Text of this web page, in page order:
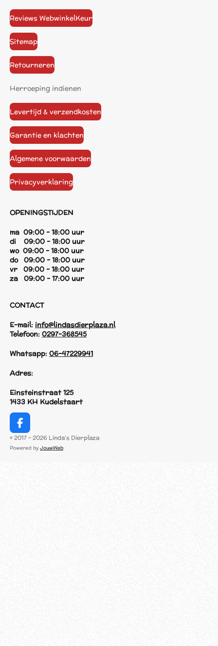
Reviews WebwinkelKeur
Sitemap
Retourneren
Herroeping indienen
Levertijd & verzendkosten
Garantie en klachten
Algemene voorwaarden
Privacyverklaring
OPENINGSTIJDEN
ma 09:00 - 18:00 uur
di 09:00 - 18:00 uur
wo 09:00 - 18:00 uur
do 09:00 - 18:00 uur
vr 09:00 - 18:00 uur
za 09:00 - 17:00 uur
CONTACT
E-mail: info@lindasdierplaza.nl
Telefoon: 0297-368545
Whatsapp: 06-47229941
Adres:
Einsteinstraat 125
1433 KH Kudelstaart
F
a
c
© 2017 - 2026 Linda's Dierplaza
Powered by JouwWeb